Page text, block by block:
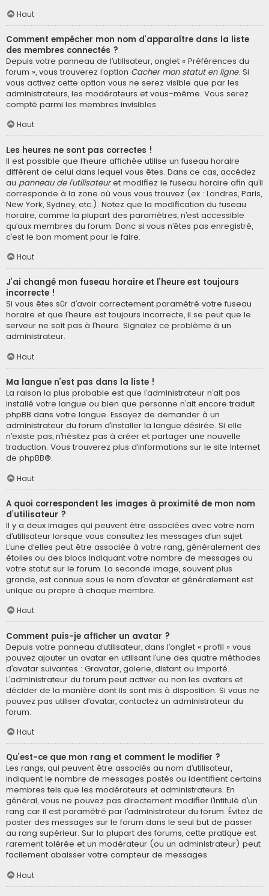
Haut
Comment empêcher mon nom d’apparaître dans la liste
des membres connectés ?
Depuis votre panneau de l’utilisateur, onglet « Préférences du
forum », vous trouverez l’option Cacher mon statut en ligne. Si
vous activez cette option vous ne serez visible que par les
administrateurs, les modérateurs et vous-même. Vous serez
compté parmi les membres invisibles.
Haut
Les heures ne sont pas correctes !
Il est possible que l’heure affichée utilise un fuseau horaire
différent de celui dans lequel vous êtes. Dans ce cas, accédez
au panneau de l’utilisateuret modifiez le fuseau horaire afin qu’il
corresponde à la zone où vous vous trouvez (ex : Londres, Paris,
New York, Sydney, etc.). Notez que la modification du fuseau
horaire, comme la plupart des paramètres, n’est accessible
qu’aux membres du forum. Donc si vous n’êtes pas enregistré,
c’est le bon moment pour le faire.
Haut
J’ai changé mon fuseau horaire et l’heure est toujours
incorrecte !
Si vous êtes sûr d’avoir correctement paramétré votre fuseau
horaire et que l’heure est toujours incorrecte, il se peut que le
serveur ne soit pas à l’heure. Signalez ce problème à un
administrateur.
Haut
Ma langue n’est pas dans la liste !
La raison la plus probable est que l’administrateur n’ait pas
installé votre langue ou bien que personne n’ait encore traduit
phpBB dans votre langue. Essayez de demander à un
administrateur du forum d’installer la langue désirée. Si elle
n’existe pas, n’hésitez pas à créer et partager une nouvelle
traduction. Vous trouverez plus d’informations sur le site Internet
de phpBB®.
Haut
A quoi correspondent les images à proximité de mon nom
d’utilisateur ?
Il y a deux images qui peuvent être associées avec votre nom
d’utilisateur lorsque vous consultez les messages d’un sujet.
L’une d’elles peut être associée à votre rang, généralement des
étoiles ou des blocs indiquant votre nombre de messages ou
votre statut sur le forum. La seconde image, souvent plus
grande, est connue sous le nom d’avatar et généralement est
unique ou propre à chaque membre.
Haut
Comment puis-je afficher un avatar ?
Depuis votre panneau d’utilisateur, dans l’onglet « profil » vous
pouvez ajouter un avatar en utilisant l’une des quatre méthodes
d’avatar suivantes : Gravatar, galerie, distant ou importé.
L’administrateur du forum peut activer ou non les avatars et
décider de la manière dont ils sont mis à disposition. Si vous ne
pouvez pas utiliser d’avatar, contactez un administrateur du
forum.
Haut
Qu’est-ce que mon rang et comment le modifier ?
Les rangs, qui peuvent être associés au nom d’utilisateur,
indiquent le nombre de messages postés ou identifient certains
membres tels que les modérateurs et administrateurs. En
général, vous ne pouvez pas directement modifier l’intitulé d’un
rang car il est paramétré par l’administrateur du forum. Évitez de
poster des messages sur le forum dans le seul but de passer
au rang supérieur. Sur la plupart des forums, cette pratique est
rarement tolérée et un modérateur (ou un administrateur) peut
facilement abaisser votre compteur de messages.
Haut